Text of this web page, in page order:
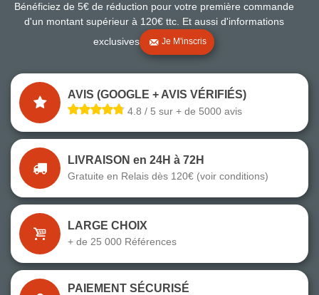
Bénéficiez de 5€ de réduction pour votre première commande
d'un montant supérieur à 120€ ttc. Et aussi d'informations
exclusives
Je M'inscris
AVIS (GOOGLE + AVIS VÉRIFIÉS)
4.8 / 5 sur + de 5000 avis
LIVRAISON en 24H à 72H
Gratuite en Relais dès 120€ (voir conditions)
LARGE CHOIX
+ de 25 000 Références
PAIEMENT SÉCURISÉ